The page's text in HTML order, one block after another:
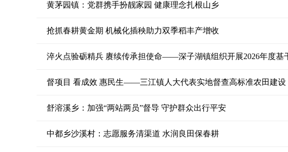
黄茅园镇：党群携手扮靓家园 健康理念扎根山乡
抢抓春耕黄金期 机械化插秧助力双季稻丰产增收
淬火点验砺精兵 赓续传承担使命——深子湖镇组织开展2026年度基
督项目 看成效 惠民生——三江镇人大代表实地督查高标准农田建设
舒溶溪乡：加强“两站两员”督导 守护群众出行平安
中都乡沙溪村：志愿服务清渠道 水润良田保春耕